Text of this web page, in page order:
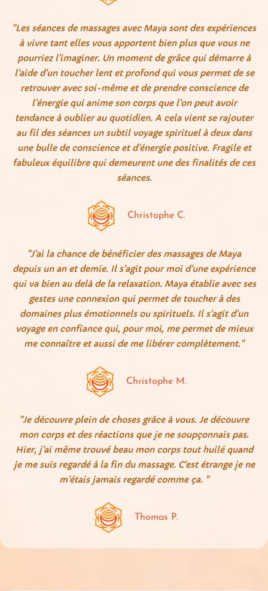
"Les séances de massages avec Maya sont des expériences
à vivre tant elles vous apportent bien plus que vous ne
pourriez l'imaginer. Un moment de grâce qui démarre à
l'aide d'un toucher lent et profond qui vous permet de se
retrouver avec soi-même et de prendre conscience de
l'énergie qui anime son corps que l'on peut avoir
tendance à oublier au quotidien. A cela vient se rajouter
au fil des séances un subtil voyage spirituel à deux dans
une bulle de conscience et d'énergie positive. Fragile et
fabuleux équilibre qui demeurent une des finalités de ces
séances.
Christophe C.
"J'ai la chance de bénéficier des massages de Maya
depuis un an et demie. Il s'agit pour moi d'une expérience
qui va bien au delà de la relaxation. Maya établie avec ses
gestes une connexion qui permet de toucher à des
domaines plus émotionnels ou spirituels. Il s'agit d'un
voyage en confiance qui, pour moi, me permet de mieux
me connaître et aussi de me libérer complètement."
Christophe M.
"Je découvre plein de choses grâce à vous. Je découvre
mon corps et des réactions que je ne soupçonnais pas.
Hier, j'ai même trouvé beau mon corps tout huilé quand
je me suis regardé à la fin du massage. C'est étrange je ne
m'étais jamais regardé comme ça. "
Thomas P.